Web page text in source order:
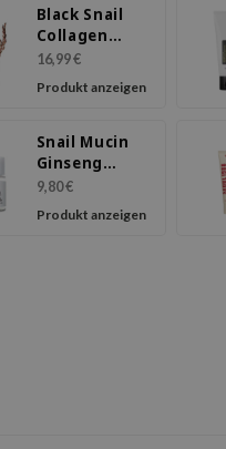
Black Snail
Collagen
Cream
16,99 €
Produkt anzeigen
Snail Mucin
Ginseng
Facial Cream
9,80 €
Produkt anzeigen